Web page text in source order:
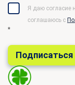
Я даю согласие
соглашаюсь c
*